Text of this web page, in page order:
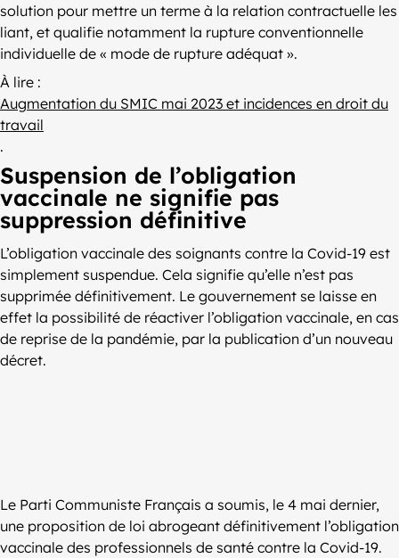
solution pour mettre un terme à la relation contractuelle les
liant, et qualifie notamment la rupture conventionnelle
individuelle de « mode de rupture adéquat ».
À lire :
Augmentation du SMIC mai 2023 et incidences en droit du
travail
.
Suspension de l’obligation
vaccinale ne signifie pas
suppression définitive
L’obligation vaccinale des soignants contre la Covid-19 est
simplement suspendue. Cela signifie qu’elle n’est pas
supprimée définitivement. Le gouvernement se laisse en
effet la possibilité de réactiver l’obligation vaccinale, en cas
de reprise de la pandémie, par la publication d’un nouveau
décret.
Le Parti Communiste Français a soumis, le 4 mai dernier,
une proposition de loi abrogeant définitivement l’obligation
vaccinale des professionnels de santé contre la Covid-19.